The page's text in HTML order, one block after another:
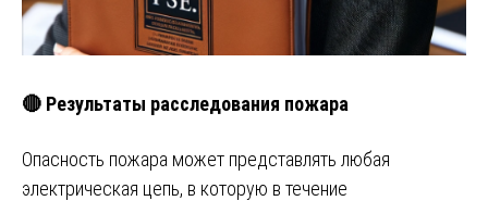
🔴 Результаты расследования пожара
Опасность пожара может представлять любая
электрическая цепь, в которую в течение